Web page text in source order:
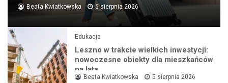
Beata Kwiatkowska 6 sierpnia 2026
Edukacja
Leszno w trakcie wielkich inwestycji:
nowoczesne obiekty dla mieszkańców
na lata
Beata Kwiatkowska 5 sierpnia 2026